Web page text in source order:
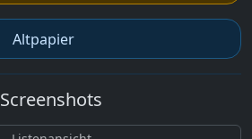
Altpapier
Screenshots